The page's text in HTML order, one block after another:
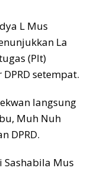
L Mus
La
(Plt)
setempat.
langsung
Muh Nuh
DPRD.
Mus